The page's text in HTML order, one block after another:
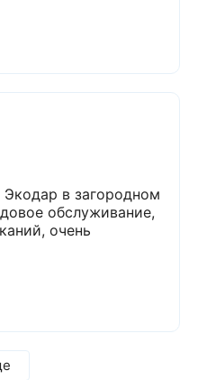
пригласил в
Оборудование
я поставил,
воды,
Вода стала
Полностью
с Компанией
в загородном
обслуживание,
очень